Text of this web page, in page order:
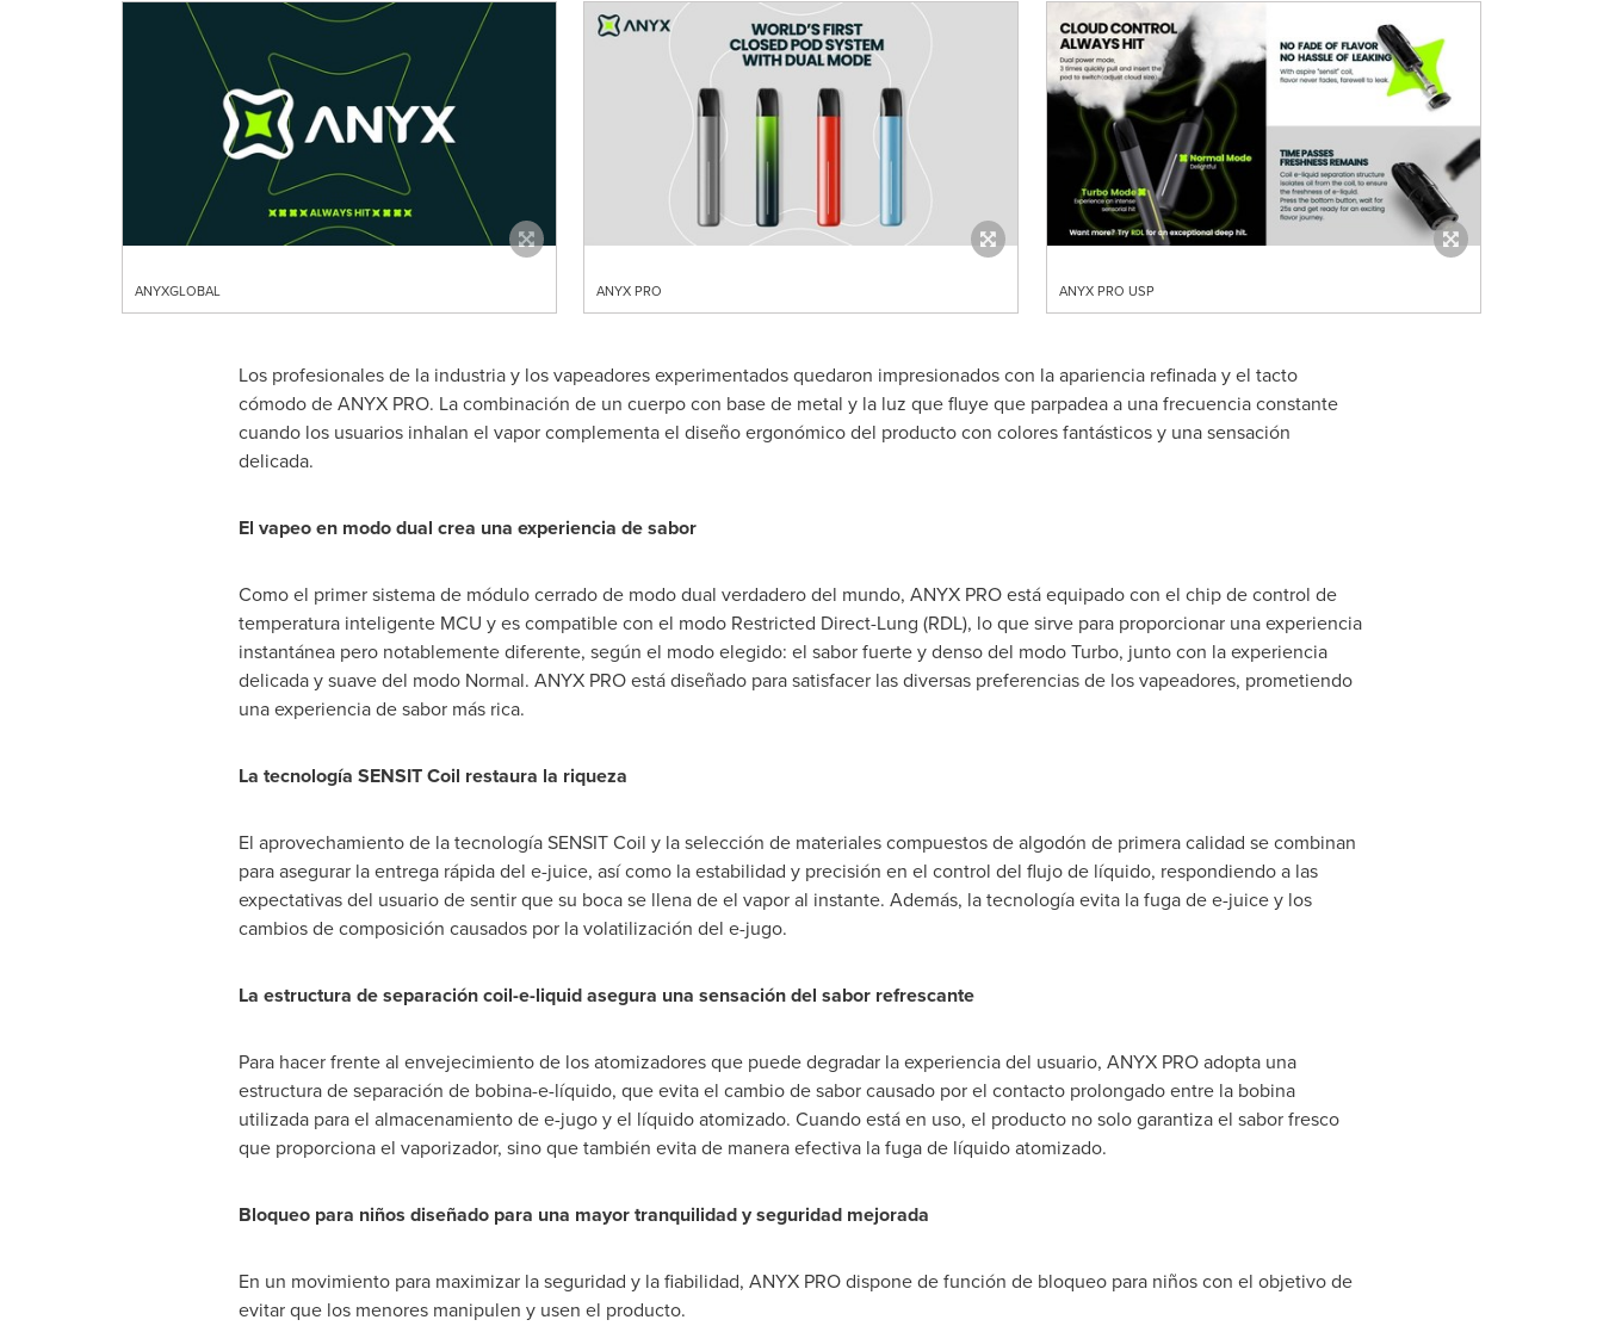
ANYXGLOBAL ANYX PRO ANYX PRO USP
Los profesionales de la industria y los vapeadores experimentados quedaron impresionados con la apariencia refinada y el tacto
cómodo de ANYX PRO. La combinación de un cuerpo con base de metal y la luz que fluye que parpadea a una frecuencia constante
cuando los usuarios inhalan el vapor complementa el diseño ergonómico del producto con colores fantásticos y una sensación
delicada.
El vapeo en modo dual crea una experiencia de sabor
Como el primer sistema de módulo cerrado de modo dual verdadero del mundo, ANYX PRO está equipado con el chip de control de
temperatura inteligente MCU y es compatible con el modo Restricted Direct-Lung (RDL), lo que sirve para proporcionar una experiencia
instantánea pero notablemente diferente, según el modo elegido: el sabor fuerte y denso del modo Turbo, junto con la experiencia
delicada y suave del modo Normal. ANYX PRO está diseñado para satisfacer las diversas preferencias de los vapeadores, prometiendo
una experiencia de sabor más rica.
La tecnología SENSIT Coil restaura la riqueza
El aprovechamiento de la tecnología SENSIT Coil y la selección de materiales compuestos de algodón de primera calidad se combinan
para asegurar la entrega rápida del e-juice, así como la estabilidad y precisión en el control del flujo de líquido, respondiendo a las
expectativas del usuario de sentir que su boca se llena de el vapor al instante. Además, la tecnología evita la fuga de e-juice y los
cambios de composición causados por la volatilización del e-jugo.
La estructura de separación coil-e-liquid asegura una sensación del sabor refrescante
Para hacer frente al envejecimiento de los atomizadores que puede degradar la experiencia del usuario, ANYX PRO adopta una
estructura de separación de bobina-e-líquido, que evita el cambio de sabor causado por el contacto prolongado entre la bobina
utilizada para el almacenamiento de e-jugo y el líquido atomizado. Cuando está en uso, el producto no solo garantiza el sabor fresco
que proporciona el vaporizador, sino que también evita de manera efectiva la fuga de líquido atomizado.
Bloqueo para niños diseñado para una mayor tranquilidad y seguridad mejorada
En un movimiento para maximizar la seguridad y la fiabilidad, ANYX PRO dispone de función de bloqueo para niños con el objetivo de
evitar que los menores manipulen y usen el producto.